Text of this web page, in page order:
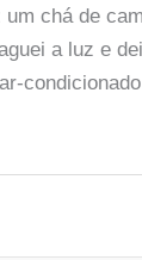
chá de
a luz e